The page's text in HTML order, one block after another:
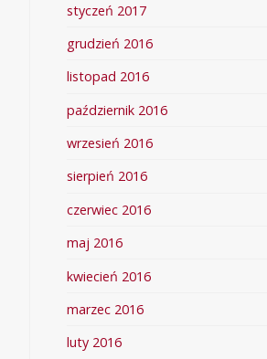
styczeń 2017
grudzień 2016
listopad 2016
październik 2016
wrzesień 2016
sierpień 2016
czerwiec 2016
maj 2016
kwiecień 2016
marzec 2016
luty 2016